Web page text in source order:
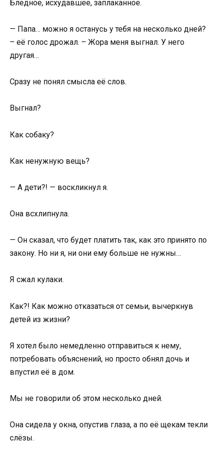
Бледное, исхудавшее, заплаканное.
— Папа… можно я останусь у тебя на несколько дней?
– её голос дрожал. – Жора меня выгнал. У него
другая…
Сразу не понял смысла её слов.
Выгнал?
Как собаку?
Как ненужную вещь?
— А дети?! — воскликнул я.
Она всхлипнула.
— Он сказал, что будет платить так, как это принято по
закону. Но ни я, ни они ему больше не нужны…
Я сжал кулаки.
Как?! Как можно отказаться от семьи, вычеркнув
детей из жизни?
Я хотел было немедленно отправиться к нему,
потребовать объяснений, но просто обнял дочь и
впустил её в дом.
Мы не говорили об этом несколько дней.
Она сидела у окна, опустив глаза, а по её щекам текли
слёзы.